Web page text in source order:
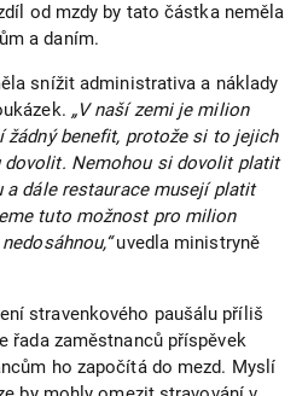
od mzdy by tato částka neměla
a daním.
snížit administrativa a náklady
„V naší zemi je milion
žádný benefit, protože si to jejich
dovolit. Nemohou si dovolit platit
a dále restaurace musejí platit
tuto možnost pro milion
uvedla ministryně
stravenkového paušálu příliš
řada zaměstnanců příspěvek
ho započítá do mezd. Myslí